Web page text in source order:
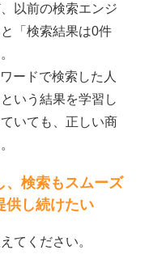
以前の検索エンジ
「検索結果は0件
ードで検索した人
いう結果を学習し
いても、正しい商
、検索もスムーズ
供し続けたい
てください。